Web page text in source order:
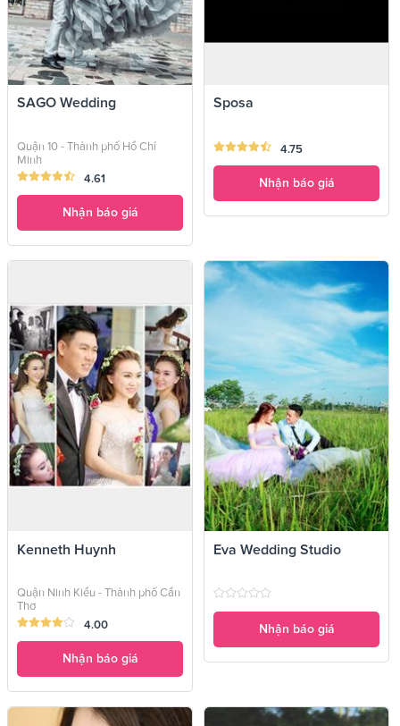
SAGO Wedding
Quận 10 - Thành phố Hồ Chí
Minh
4.61
Nhận báo giá
Sposa
4.75
Nhận báo giá
Kenneth Huynh
Quận Ninh Kiều - Thành phố Cần
Thơ
4.00
Nhận báo giá
Eva Wedding Studio
Nhận báo giá